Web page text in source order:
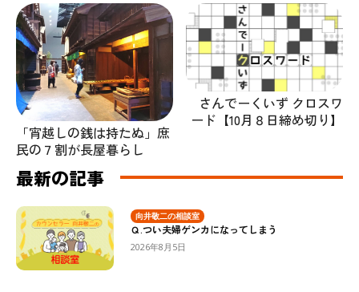
「宵越しの銭は持たぬ」庶
民の７割が長屋暮らし
さんでーくいず クロスワ
ード【10月８日締め切り】
最新の記事
向井敬二の相談室
Ｑ.つい夫婦ゲンカになってしまう
2026年8月5日